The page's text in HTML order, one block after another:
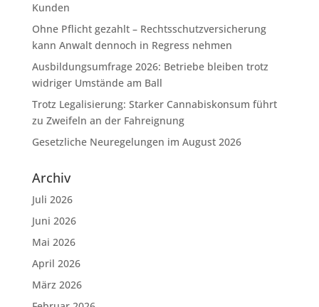
Kunden
Ohne Pflicht gezahlt – Rechtsschutzversicherung
kann Anwalt dennoch in Regress nehmen
Ausbildungsumfrage 2026: Betriebe bleiben trotz
widriger Umstände am Ball
Trotz Legalisierung: Starker Cannabiskonsum führt
zu Zweifeln an der Fahreignung
Gesetzliche Neuregelungen im August 2026
Archiv
Juli 2026
Juni 2026
Mai 2026
April 2026
März 2026